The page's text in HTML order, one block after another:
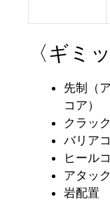
〈ギミ
先制（
コア）
クラッ
バリア
ヒール
アタッ
岩配置